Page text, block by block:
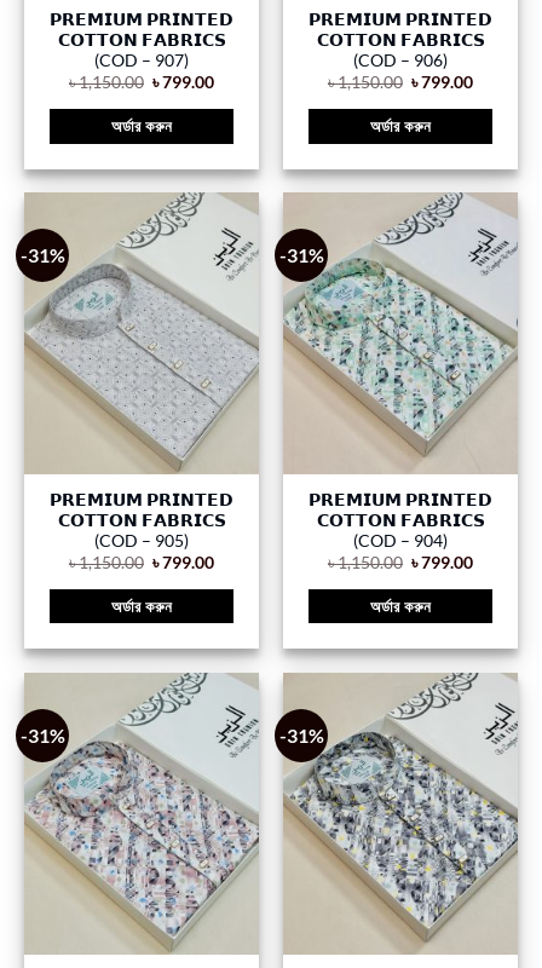
𝗣𝗥𝗘𝗠𝗜𝗨𝗠 𝗣𝗥𝗜𝗡𝗧𝗘𝗗
𝗖𝗢𝗧𝗧𝗢𝗡 𝗙𝗔𝗕𝗥𝗜𝗖𝗦
(COD – 907)
৳1,150.00 ৳799.00
অর্ডার করুন
𝗣𝗥𝗘𝗠𝗜𝗨𝗠 𝗣𝗥𝗜𝗡𝗧𝗘𝗗
𝗖𝗢𝗧𝗧𝗢𝗡 𝗙𝗔𝗕𝗥𝗜𝗖𝗦
(COD – 906)
৳1,150.00 ৳799.00
অর্ডার করুন
-31%
𝗣𝗥𝗘𝗠𝗜𝗨𝗠 𝗣𝗥𝗜𝗡𝗧𝗘𝗗
𝗖𝗢𝗧𝗧𝗢𝗡 𝗙𝗔𝗕𝗥𝗜𝗖𝗦
(COD – 905)
৳1,150.00 ৳799.00
অর্ডার করুন
-31%
𝗣𝗥𝗘𝗠𝗜𝗨𝗠 𝗣𝗥𝗜𝗡𝗧𝗘𝗗
𝗖𝗢𝗧𝗧𝗢𝗡 𝗙𝗔𝗕𝗥𝗜𝗖𝗦
(COD – 904)
৳1,150.00 ৳799.00
অর্ডার করুন
-31% -31%